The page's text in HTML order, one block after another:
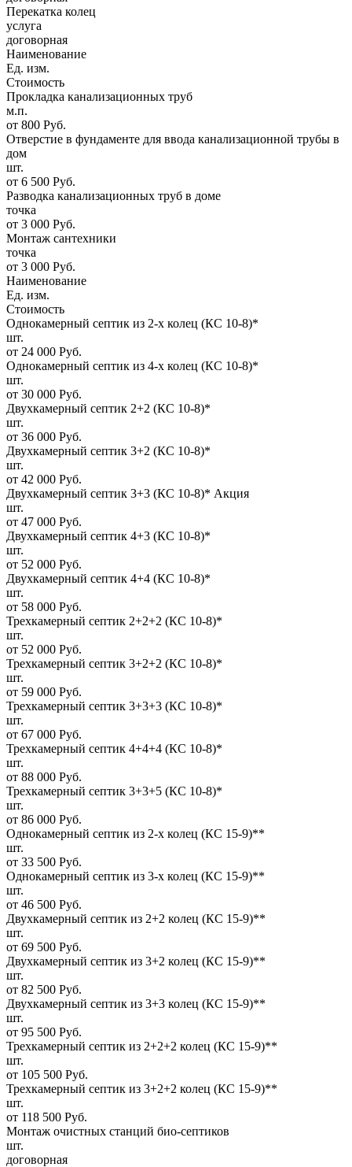
Перекатка колец
услуга
договорная
Наименование
Ед. изм.
Стоимость
Прокладка канализационных труб
м.п.
от 800 Руб.
Отверстие в фундаменте для ввода канализационной трубы в
дом
шт.
от 6 500 Руб.
Разводка канализационных труб в доме
точка
от 3 000 Руб.
Монтаж сантехники
точка
от 3 000 Руб.
Наименование
Ед. изм.
Стоимость
Однокамерный септик из 2-х колец (КС 10-8)*
шт.
от 24 000 Руб.
Однокамерный септик из 4-х колец (КС 10-8)*
шт.
от 30 000 Руб.
Двухкамерный септик 2+2 (КС 10-8)*
шт.
от 36 000 Руб.
Двухкамерный септик 3+2 (КС 10-8)*
шт.
от 42 000 Руб.
Двухкамерный септик 3+3 (КС 10-8)* Акция
шт.
от 47 000 Руб.
Двухкамерный септик 4+3 (КС 10-8)*
шт.
от 52 000 Руб.
Двухкамерный септик 4+4 (КС 10-8)*
шт.
от 58 000 Руб.
Трехкамерный септик 2+2+2 (КС 10-8)*
шт.
от 52 000 Руб.
Трехкамерный септик 3+2+2 (КС 10-8)*
шт.
от 59 000 Руб.
Трехкамерный септик 3+3+3 (КС 10-8)*
шт.
от 67 000 Руб.
Трехкамерный септик 4+4+4 (КС 10-8)*
шт.
от 88 000 Руб.
Трехкамерный септик 3+3+5 (КС 10-8)*
шт.
от 86 000 Руб.
Однокамерный септик из 2-х колец (КС 15-9)**
шт.
от 33 500 Руб.
Однокамерный септик из 3-х колец (КС 15-9)**
шт.
от 46 500 Руб.
Двухкамерный септик из 2+2 колец (КС 15-9)**
шт.
от 69 500 Руб.
Двухкамерный септик из 3+2 колец (КС 15-9)**
шт.
от 82 500 Руб.
Двухкамерный септик из 3+3 колец (КС 15-9)**
шт.
от 95 500 Руб.
Трехкамерный септик из 2+2+2 колец (КС 15-9)**
шт.
от 105 500 Руб.
Трехкамерный септик из 3+2+2 колец (КС 15-9)**
шт.
от 118 500 Руб.
Монтаж очистных станций био-септиков
шт.
договорная